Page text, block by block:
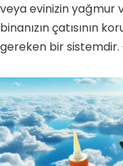
veya evinizin yağmur
binanızın çatısının
gereken bir sistemdir.